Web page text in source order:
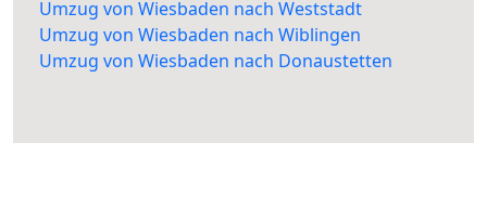
Umzug von Wiesbaden nach Weststadt
Umzug von Wiesbaden nach Wiblingen
Umzug von Wiesbaden nach Donaustetten